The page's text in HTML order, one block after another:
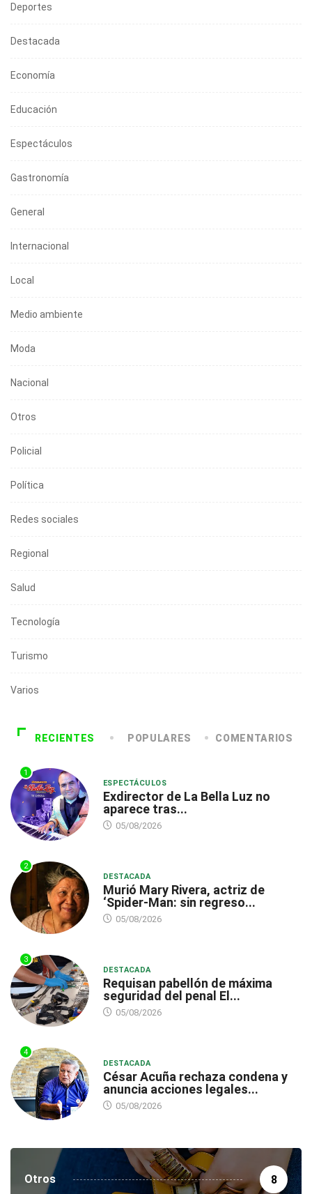
Deportes
Destacada
Economía
Educación
Espectáculos
Gastronomía
General
Internacional
Local
Medio ambiente
Moda
Nacional
Otros
Policial
Política
Redes sociales
Regional
Salud
Tecnología
Turismo
Varios
RECIENTES POPULARES COMENTARIOS
1
ESPECTÁCULOS
Exdirector de La Bella Luz no
aparece tras...
05/08/2026
2
DESTACADA
Murió Mary Rivera, actriz de
‘Spider-Man: sin regreso...
05/08/2026
3
DESTACADA
Requisan pabellón de máxima
seguridad del penal El...
05/08/2026
4
DESTACADA
César Acuña rechaza condena y
anuncia acciones legales...
05/08/2026
Otros 8